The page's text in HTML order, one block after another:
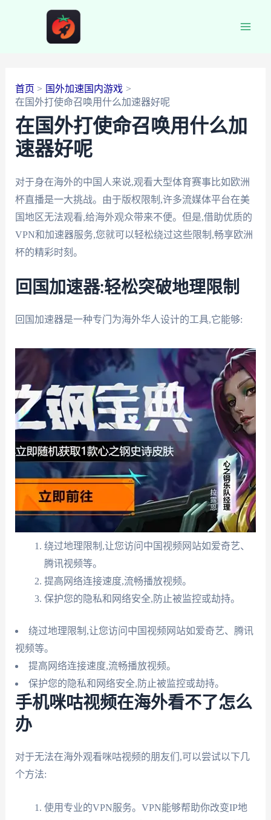
首页
国外加速国内游戏
在国外打使命召唤用什么加速器好呢
在国外打使命召唤用什么加
速器好呢
对于身在海外的中国人来说,观看大型体育赛事比如欧洲
杯直播是一大挑战。由于版权限制,许多流媒体平台在美
国地区无法观看,给海外观众带来不便。但是,借助优质的
VPN和加速器服务,您就可以轻松绕过这些限制,畅享欧洲
杯的精彩时刻。
回国加速器:轻松突破地理限制
回国加速器是一种专门为海外华人设计的工具,它能够:
绕过地理限制,让您访问中国视频网站如爱奇艺、
腾讯视频等。
提高网络连接速度,流畅播放视频。
保护您的隐私和网络安全,防止被监控或劫持。
绕过地理限制,让您访问中国视频网站如爱奇艺、腾讯
视频等。
提高网络连接速度,流畅播放视频。
保护您的隐私和网络安全,防止被监控或劫持。
手机咪咕视频在海外看不了怎么
办
对于无法在海外观看咪咕视频的朋友们,可以尝试以下几
个方法:
使用专业的VPN服务。VPN能够帮助你改变IP地